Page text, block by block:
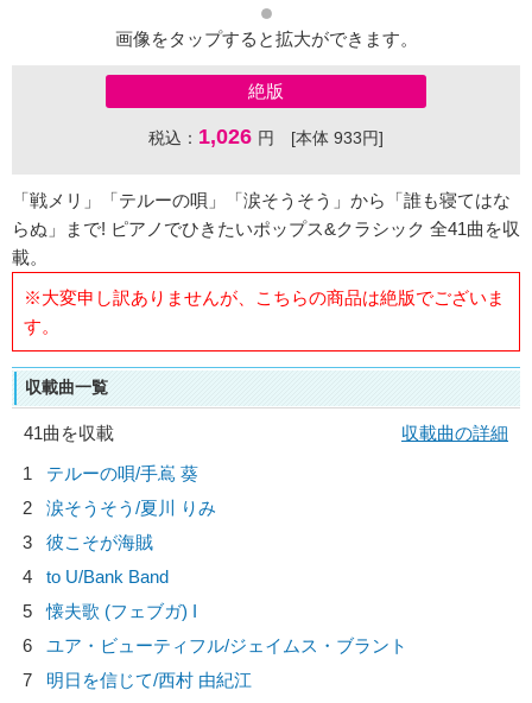
画像をタップすると拡大ができます。
絶版
税込： 1,026 円 [本体 933円]
「戦メリ」「テルーの唄」「涙そうそう」から「誰も寝てはな
らぬ」まで! ピアノでひきたいポップス&クラシック 全41曲を収
載。
※大変申し訳ありませんが、こちらの商品は絶版でございま
す。
収載曲一覧
41曲を収載
収載曲の詳細
1
テルーの唄/手嶌 葵
2
涙そうそう/夏川 りみ
3
彼こそが海賊
4
to U/Bank Band
5
懐夫歌 (フェブガ) I
6
ユア・ビューティフル/ジェイムス・ブラント
7
明日を信じて/西村 由紀江